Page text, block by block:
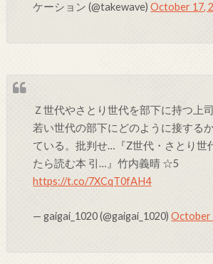
ケーション (@takewave)October 17,
Ｚ世代やさとり世代を部下に持つ上
若い世代の部下にどのように接する
ている。批判せ…『Z世代・さとり世
たら読む本 引…』竹内義晴 ☆5
https://t.co/7XCqT0fAH4
— gaigai_1020 (@gaigai_1020)October